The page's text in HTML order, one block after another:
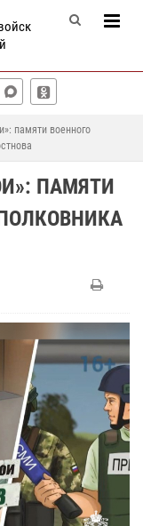
памяти военного
ПАМЯТИ